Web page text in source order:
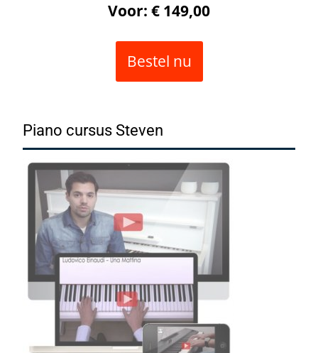
Voor: € 149,00
Bestel nu
Piano cursus Steven